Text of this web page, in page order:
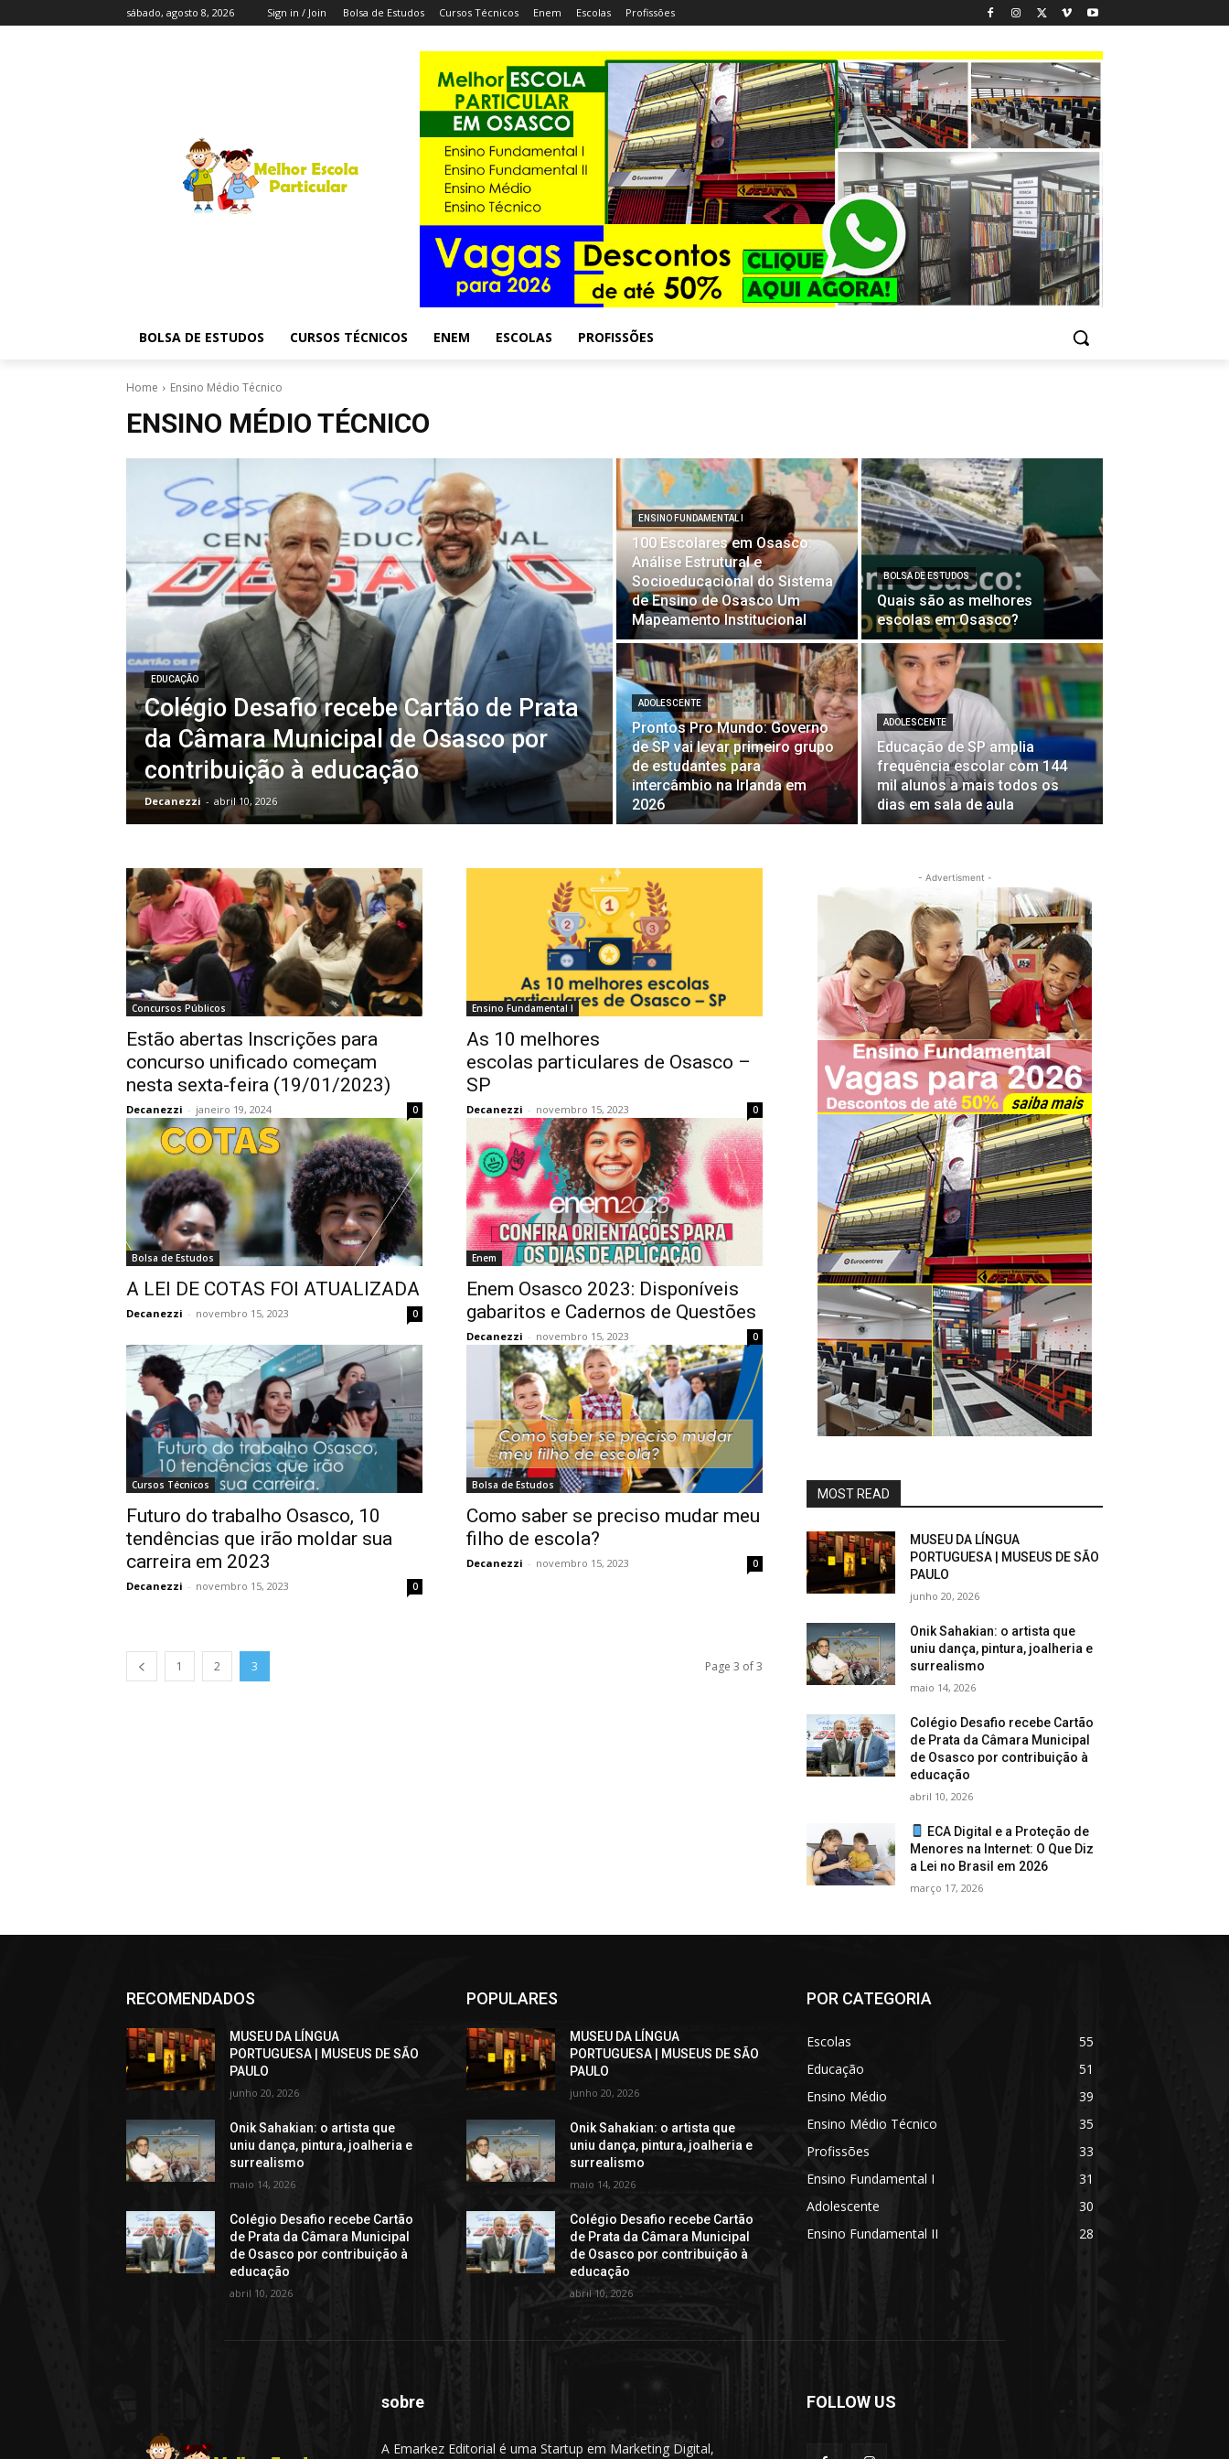
sábado, agosto 8, 2026 Sign in / Join Bolsa de Estudos Cursos Técnicos Enem Escolas Profissões
BOLSA DE ESTUDOS CURSOS TÉCNICOS ENEM ESCOLAS PROFISSÕES
Home Ensino Médio Técnico
ENSINO MÉDIO TÉCNICO
EDUCAÇÃO
Colégio Desafio recebe Cartão de Prata
da Câmara Municipal de Osasco por
contribuição à educação
Decanezzi - abril 10, 2026
ENSINO FUNDAMENTAL I
100 Escolares em Osasco:
Análise Estrutural e
Socioeducacional do Sistema
de Ensino de Osasco Um
Mapeamento Institucional
BOLSA DE ESTUDOS
Quais são as melhores
escolas em Osasco?
ADOLESCENTE
Prontos Pro Mundo: Governo
de SP vai levar primeiro grupo
de estudantes para
intercâmbio na Irlanda em
2026
ADOLESCENTE
Educação de SP amplia
frequência escolar com 144
mil alunos a mais todos os
dias em sala de aula
Concursos Públicos
Estão abertas Inscrições para
concurso unificado começam
nesta sexta-feira (19/01/2023)
Decanezzi - janeiro 19, 2024 0
Ensino Fundamental I
As 10 melhores
escolas particulares de Osasco –
SP
Decanezzi - novembro 15, 2023 0
Bolsa de Estudos
A LEI DE COTAS FOI ATUALIZADA
Decanezzi - novembro 15, 2023 0
Enem
Enem Osasco 2023: Disponíveis
gabaritos e Cadernos de Questões
Decanezzi - novembro 15, 2023 0
Cursos Técnicos
Futuro do trabalho Osasco, 10
tendências que irão moldar sua
carreira em 2023
Decanezzi - novembro 15, 2023 0
Bolsa de Estudos
Como saber se preciso mudar meu
filho de escola?
Decanezzi - novembro 15, 2023 0
1 2 3 Page 3 of 3
- Advertisment -
MOST READ
MUSEU DA LÍNGUA
PORTUGUESA | MUSEUS DE SÃO
PAULO
junho 20, 2026
Onik Sahakian: o artista que
uniu dança, pintura, joalheria e
surrealismo
maio 14, 2026
Colégio Desafio recebe Cartão
de Prata da Câmara Municipal
de Osasco por contribuição à
educação
abril 10, 2026
ECA Digital e a Proteção de
Menores na Internet: O Que Diz
a Lei no Brasil em 2026
março 17, 2026
RECOMENDADOS
MUSEU DA LÍNGUA
PORTUGUESA | MUSEUS DE SÃO
PAULO
junho 20, 2026
Onik Sahakian: o artista que
uniu dança, pintura, joalheria e
surrealismo
maio 14, 2026
Colégio Desafio recebe Cartão
de Prata da Câmara Municipal
de Osasco por contribuição à
educação
abril 10, 2026
POPULARES
MUSEU DA LÍNGUA
PORTUGUESA | MUSEUS DE SÃO
PAULO
junho 20, 2026
Onik Sahakian: o artista que
uniu dança, pintura, joalheria e
surrealismo
maio 14, 2026
Colégio Desafio recebe Cartão
de Prata da Câmara Municipal
de Osasco por contribuição à
educação
abril 10, 2026
POR CATEGORIA
Escolas
55
Educação
51
Ensino Médio
39
Ensino Médio Técnico
35
Profissões
33
Ensino Fundamental I
31
Adolescente
30
Ensino Fundamental II
28
sobre
A Emarkez Editorial é uma Startup em Marketing Digital,
FOLLOW US